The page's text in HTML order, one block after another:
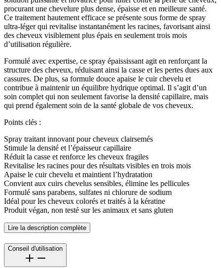
procurant une chevelure plus dense, épaisse et en meilleure santé.
Ce traitement hautement efficace se présente sous forme de spray
ultra-léger qui revitalise instantanément les racines, favorisant ainsi
des cheveux visiblement plus épais en seulement trois mois
d’utilisation régulière.
Formulé avec expertise, ce spray épaississant agit en renforçant la
structure des cheveux, réduisant ainsi la casse et les pertes dues aux
cassures. De plus, sa formule douce apaise le cuir chevelu et
contribue à maintenir un équilibre hydrique optimal. Il s’agit d’un
soin complet qui non seulement favorise la densité capillaire, mais
qui prend également soin de la santé globale de vos cheveux.
Points clés :
Spray traitant innovant pour cheveux clairsemés
Stimule la densité et l’épaisseur capillaire
Réduit la casse et renforce les cheveux fragiles
Revitalise les racines pour des résultats visibles en trois mois
Apaise le cuir chevelu et maintient l’hydratation
Convient aux cuirs chevelus sensibles, élimine les pellicules
Formulé sans parabens, sulfates ni chlorure de sodium
Idéal pour les cheveux colorés et traités à la kératine
Produit végan, non testé sur les animaux et sans gluten
Lire la description complète
Conseil d'utilisation